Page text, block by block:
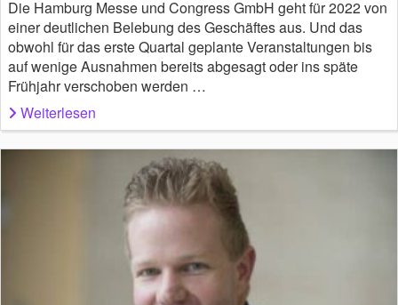
Die Hamburg Messe und Congress GmbH geht für 2022 von
einer deutlichen Belebung des Geschäftes aus. Und das
obwohl für das erste Quartal geplante Veranstaltungen bis
auf wenige Ausnahmen bereits abgesagt oder ins späte
Frühjahr verschoben werden …
Weiterlesen